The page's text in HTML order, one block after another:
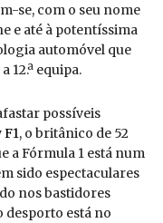
se, com o seu nome
e até à potentíssima
automóvel que
12.ª equipa.
possíveis
F1, o britânico de 52
a Fórmula 1 está num
sido espectaculares
nos bastidores
desporto está no